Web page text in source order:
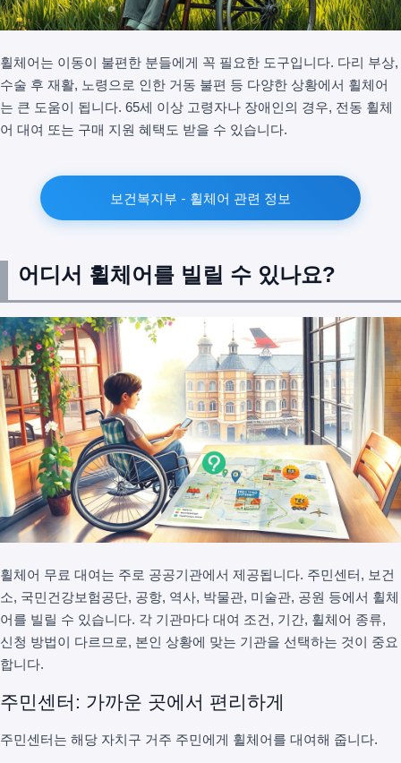
휠체어는 이동이 불편한 분들에게 꼭 필요한 도구입니다. 다리 부상,
수술 후 재활, 노령으로 인한 거동 불편 등 다양한 상황에서 휠체어
는 큰 도움이 됩니다. 65세 이상 고령자나 장애인의 경우, 전동 휠체
어 대여 또는 구매 지원 혜택도 받을 수 있습니다.
보건복지부 - 휠체어 관련 정보
어디서 휠체어를 빌릴 수 있나요?
휠체어 무료 대여는 주로 공공기관에서 제공됩니다. 주민센터, 보건
소, 국민건강보험공단, 공항, 역사, 박물관, 미술관, 공원 등에서 휠체
어를 빌릴 수 있습니다. 각 기관마다 대여 조건, 기간, 휠체어 종류,
신청 방법이 다르므로, 본인 상황에 맞는 기관을 선택하는 것이 중요
합니다.
주민센터: 가까운 곳에서 편리하게
주민센터는 해당 자치구 거주 주민에게 휠체어를 대여해 줍니다.